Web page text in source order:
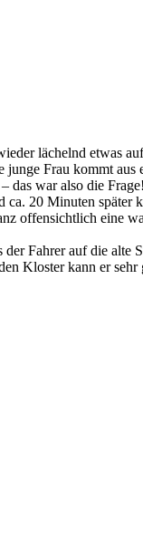
lächelnd etwas
Frau kommt
war also die
20 Minuten später
offensichtlich eine
Fahrer auf die alte
Kloster kann er